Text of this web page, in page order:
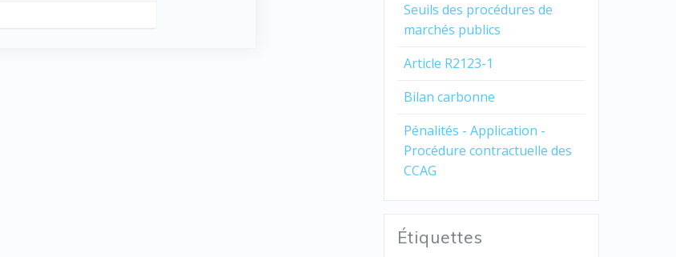
Seuils des procédures de
marchés publics
Article R2123-1
Bilan carbonne
Pénalités - Application -
Procédure contractuelle des
CCAG
Étiquettes